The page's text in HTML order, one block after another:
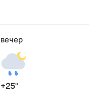
вечер
+25°